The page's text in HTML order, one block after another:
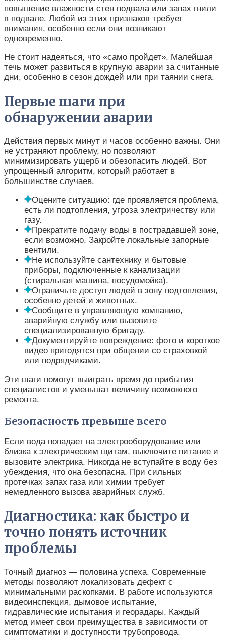
повышение влажности стен подвала или запах гнили
в подвале. Любой из этих признаков требует
внимания, особенно если они возникают
одновременно.
Не стоит надеяться, что «само пройдет». Малейшая
течь может развиться в крупную аварии за считанные
дни, особенно в сезон дождей или при таянии снега.
Первые шаги при
обнаружении аварии
Действия первых минут и часов особенно важны. Они
не устраняют проблему, но позволяют
минимизировать ущерб и обезопасить людей. Вот
упрощенный алгоритм, который работает в
большинстве случаев.
Оцените ситуацию: где проявляется проблема,
есть ли подтопления, угроза электричеству или
газу.
Прекратите подачу воды в пострадавшей зоне,
если возможно. Закройте локальные запорные
вентили.
Не используйте сантехнику и бытовые
приборы, подключенные к канализации
(стиральная машина, посудомойка).
Ограничьте доступ людей в зону подтопления,
особенно детей и животных.
Сообщите в управляющую компанию,
аварийную службу или вызовите
специализированную бригаду.
Документируйте повреждение: фото и короткое
видео пригодятся при общении со страховкой
или подрядчиками.
Эти шаги помогут выиграть время до прибытия
специалистов и уменьшат величину возможного
ремонта.
Безопасность превыше всего
Если вода попадает на электрооборудование или
близка к электрическим щитам, выключите питание и
вызовите электрика. Никогда не вступайте в воду без
убеждения, что она безопасна. При сильных
протечках запах газа или химии требует
немедленного вызова аварийных служб.
Диагностика: как быстро и
точно понять источник
проблемы
Точный диагноз — половина успеха. Современные
методы позволяют локализовать дефект с
минимальными раскопками. В работе используются
видеоинспекция, дымовое испытание,
гидравлические испытания и георадары. Каждый
метод имеет свои преимущества в зависимости от
симптоматики и доступности трубопровода.